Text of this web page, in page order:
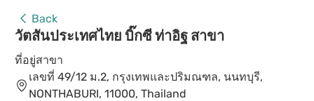
Back
วัตสันประเทศไทย บิ๊กซี ท่าอิฐ สาขา
ที่อยู่สาขา
เลขที่ 49/12 ม.2, กรุงเทพและปริมณฑล, นนทบุรี,
NONTHABURI, 11000, Thailand